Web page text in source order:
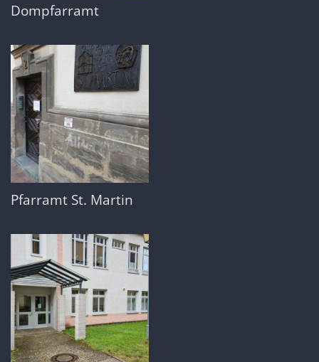
Dompfarramt
Pfarramt St. Martin